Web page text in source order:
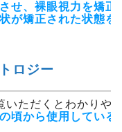
せ、裸眼視力を矯正
が矯正された状態
ロジー
いただくとわかりや
頃から使用している